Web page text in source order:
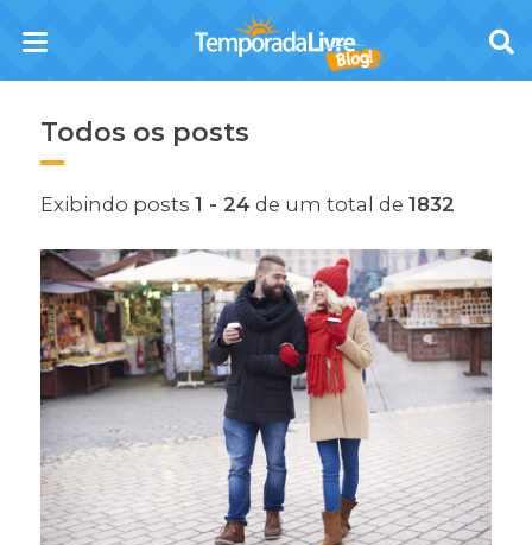
Todos os posts
Exibindo posts 1 - 24 de um total de 1832